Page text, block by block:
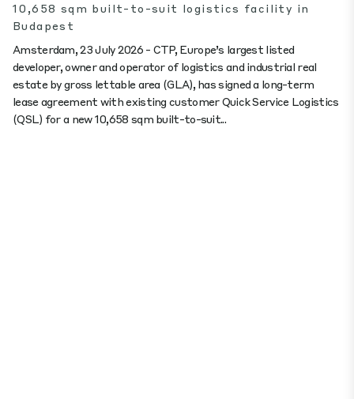
10,658 sqm built-to-suit logistics facility in
Budapest
Amsterdam, 23 July 2026 - CTP, Europe’s largest listed
developer, owner and operator of logistics and industrial real
estate by gross lettable area (GLA), has signed a long-term
lease agreement with existing customer Quick Service Logistics
(QSL) for a new 10,658 sqm built-to-suit...